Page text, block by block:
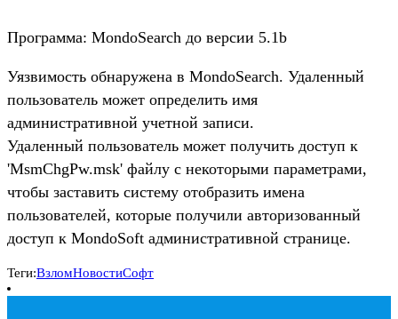
Программа: MondoSearch до версии 5.1b
Уязвимость обнаружена в MondoSearch. Удаленный
пользователь может определить имя
административной учетной записи.
Удаленный пользователь может получить доступ к
'MsmChgPw.msk' файлу с некоторыми параметрами,
чтобы заставить систему отобразить имена
пользователей, которые получили авторизованный
доступ к MondoSoft административной странице.
Теги:ВзломНовостиСофт